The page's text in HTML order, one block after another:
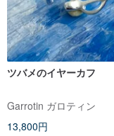
ツバメのイヤーカフ
Garrotin ガロティン
13,800円